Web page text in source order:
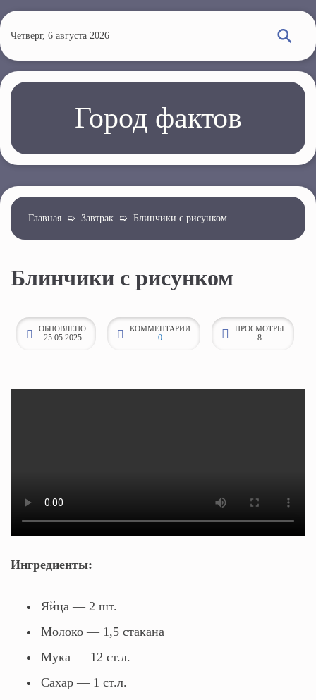
е
р
й
о
н
Четверг, 6 августа 2026
Город фактов
Главная ➯ Завтрак ➯ Блинчики с рисунком
Блинчики с рисунком
ОБНОВЛЕНО
25.05.2025
КОММЕНТАРИИ
0
ПРОСМОТРЫ
8
Ингредиенты:
Яйца — 2 шт.
Молоко — 1,5 стакана
Мука — 12 ст.л.
Сахар — 1 ст.л.